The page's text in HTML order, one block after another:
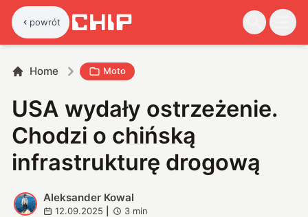
powrót
Home Moto
USA wydały ostrzeżenie.
Chodzi o chińską
infrastrukturę drogową
A
Aleksander Kowal
12.09.2025 3 min